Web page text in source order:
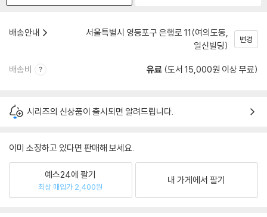
배송안내
서울특별시 영등포구 은행로 11(여의도동,
일신빌딩)
변경
배송비 유료 (도서 15,000원 이상 무료)
시리즈의 신상품이 출시되면 알려드립니다.
이미 소장하고 있다면 판매해 보세요.
예스24에 팔기
최상 매입가 2,400원
내 가게에서 팔기